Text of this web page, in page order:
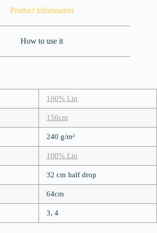
Product Informaiton
How to use it
100% Lin
150cm
240 g/m²
100% Lin
32 cm half drop
64cm
3, 4